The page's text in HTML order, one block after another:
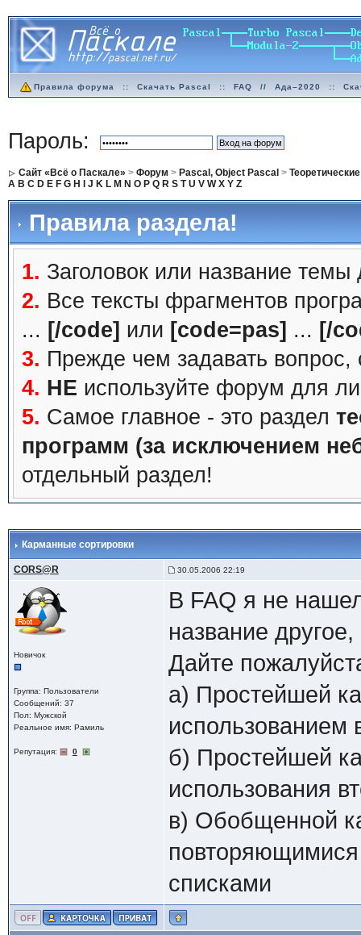
Правила форума :: Скачать Pascal :: FAQ // Ада–2020 ::
Пароль:
Сайт «Всё о Паскале» > Форум > Pascal, Object Pascal >
A B C D E F G H J K L M N O P Q R S T U V W X Y Z
Правила раздела!
1. Заголовок или название
2. Все тексты фрагментов
... [/code] или [code=pas] ... [/
3. Прежде чем задавать вопрос,
4. НЕ используйте форум для
5. Самое главное - это раздел
программ (за исключением
отдельный раздел!
Карманные сортировки
CORS@R 30.05.2006 22:19
Новичок
Группа: Пользователи
Сообщений: 37
Пол: Мужской
Реальное имя: Рамиль
Репутация: 0
В FAQ я не
название
Дайте
а) Простейшей
использованием
б) Простейшей
использования
в) Обобщенной
списками